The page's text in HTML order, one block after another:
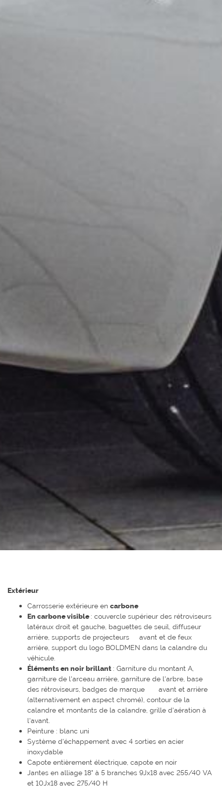
Extérieur
Carrosserie extérieure en carbone
En carbone visible: couvercle supérieur des rétroviseurs
latéraux droit et gauche, baguettes de seuil, diffuseur
arrière, supports de projecteurs avant et de feux
arrière, support du logo BOLDMEN dans la calandre du
véhicule.
Éléments en noir brillant : Garniture du montant A,
garniture de l'arceau arrière, garniture de l'arbre, base
des rétroviseurs, badges de marque avant et arrière
(alternativement en aspect chromé), contour de la
calandre et montants de la calandre, grille d'aération à
l'avant.
Peinture : blanc uni
Système d'échappement avec 4 sorties en acier
inoxydable
Capote entièrement électrique, capote en noir
Jantes en alliage 18" à 5 branches 9Jx18 avec 255/40 VA
et 10Jx18 avec 275/40 H